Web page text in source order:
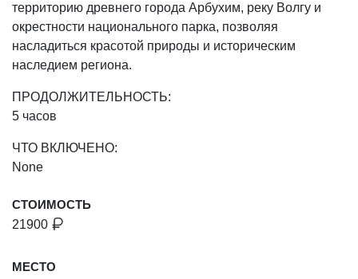
территорию древнего города Арбухим, реку Волгу и
окрестности национального парка, позволяя
насладиться красотой природы и историческим
наследием региона.
ПРОДОЛЖИТЕЛЬНОСТЬ:
5 часов
ЧТО ВКЛЮЧЕНО:
None
СТОИМОСТЬ
21900
МЕСТО